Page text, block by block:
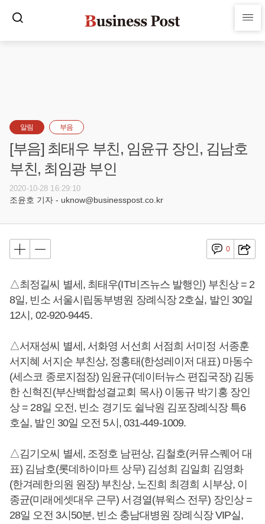
알림 부음
[부음] 최태우 부친, 임윤규 장인, 김남호
부친, 최임광 부인
2020-10-28 16:29:10
조윤호 기자 - uknow@businesspost.co.kr
0
△최정길씨 별세, 최태우(IT비즈뉴스 발행인) 부친상 = 2
8일, 빈소 서울시립동부병원 장례식장 2호실, 발인 30일
12시, 02-920-9445.
△서재성씨 별세, 서화영 서선희 서점희 서미정 서종훈
서지혜 서지순 부친상, 정홍태(한성레이저 대표) 마동수
(세스코 종로지점장) 임윤규(데이터뉴스 편집국장) 김동
한 신혁진(부산백합성결교회 목사) 이동규 박기홍 장인
상 = 28일 오전, 빈소 경기도 쉴낙원 김포장례식장 특6
호실, 발인 30일 오전 5시, 031-449-1009.
△김기오씨 별세, 조정호 남편상, 김철호(커뮤스퀘어 대
표) 김남호(롯데하이마트 상무) 김성희 김일희 김영화
(한겨레한의원 원장) 부친상, 노진희 최경희 시부상, 이
종균(미래에셋대우 근무) 서경열(뷰윅스 전무) 장인상 =
28일 오전 3시50분, 빈소 충남대병원 장례식장 VIP실,